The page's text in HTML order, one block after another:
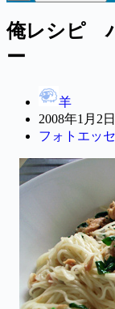
俺レシピ
ー
羊
2008年1月2日
フォトエッ